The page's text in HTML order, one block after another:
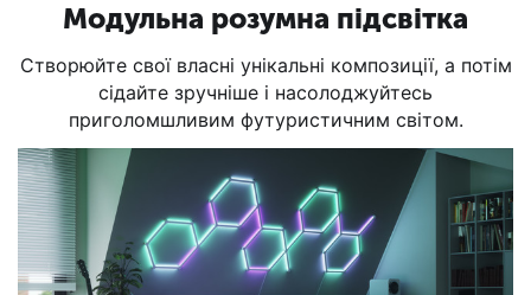
Модульна розумна підсвітка
Створюйте свої власні унікальні композиції, а потім
сідайте зручніше і насолоджуйтесь
приголомшливим футуристичним світом.